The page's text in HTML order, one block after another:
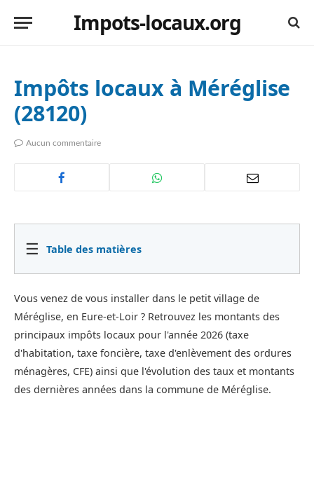
Impots-locaux.org
Impôts locaux à Méréglise
(28120)
Aucun commentaire
☰ Table des matières
Vous venez de vous installer dans le petit village de
Méréglise, en Eure-et-Loir ? Retrouvez les montants des
principaux impôts locaux pour l'année 2026 (taxe
d'habitation, taxe foncière, taxe d'enlèvement des ordures
ménagères, CFE) ainsi que l'évolution des taux et montants
des dernières années dans la commune de Méréglise.